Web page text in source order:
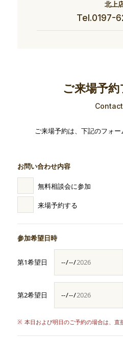
北上
Tel.0197-
ご来場予
ご来場予約は、下記のフォー
お問い合わせ内容
無料相談会に参加
来場予約する
参加希望日時
第1希望日
第2希望日
※ 本日および明日のご予約の場合は、直